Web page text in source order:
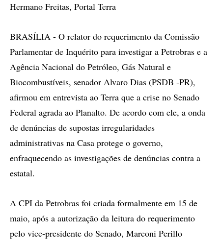
Hermano Freitas, Portal Terra
BRASÍLIA - O relator do requerimento da Comissão
Parlamentar de Inquérito para investigar a Petrobras e a
Agência Nacional do Petróleo, Gás Natural e
Biocombustíveis, senador Alvaro Dias (PSDB -PR),
afirmou em entrevista ao Terra que a crise no Senado
Federal agrada ao Planalto. De acordo com ele, a onda
de denúncias de supostas irregularidades
administrativas na Casa protege o governo,
enfraquecendo as investigações de denúncias contra a
estatal.
A CPI da Petrobras foi criada formalmente em 15 de
maio, após a autorização da leitura do requerimento
pelo vice-presidente do Senado, Marconi Perillo